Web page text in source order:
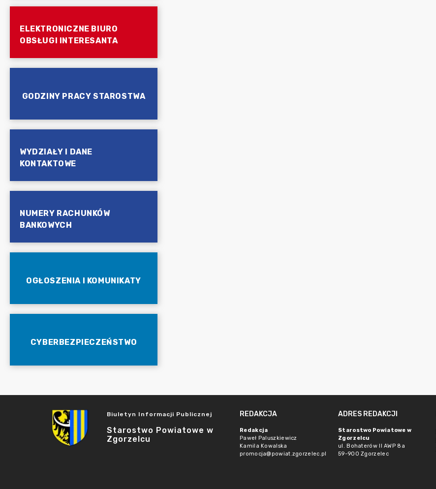
ELEKTRONICZNE BIURO
OBSŁUGI INTERESANTA
GODZINY PRACY STAROSTWA
WYDZIAŁY I DANE
KONTAKTOWE
NUMERY RACHUNKÓW
BANKOWYCH
OGŁOSZENIA I KOMUNIKATY
CYBERBEZPIECZEŃSTWO
Biuletyn Informacji Publicznej
Starostwo Powiatowe w
Zgorzelcu
REDAKCJA
Redakcja
Paweł Paluszkiewicz
Kamila Kowalska
promocja@powiat.zgorzelec.pl
ADRES REDAKCJI
Starostwo Powiatowe w
Zgorzelcu
ul. Bohaterów II AWP 8a
59-900 Zgorzelec